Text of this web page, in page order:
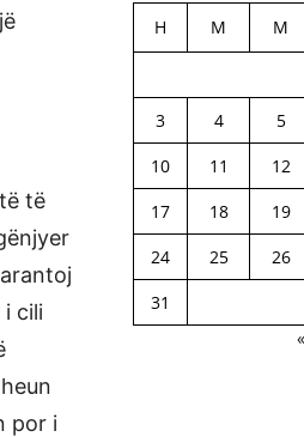
të
i cili
por i
H M M
3
4 5
10
11 12
17
18 19
24
25 26
31